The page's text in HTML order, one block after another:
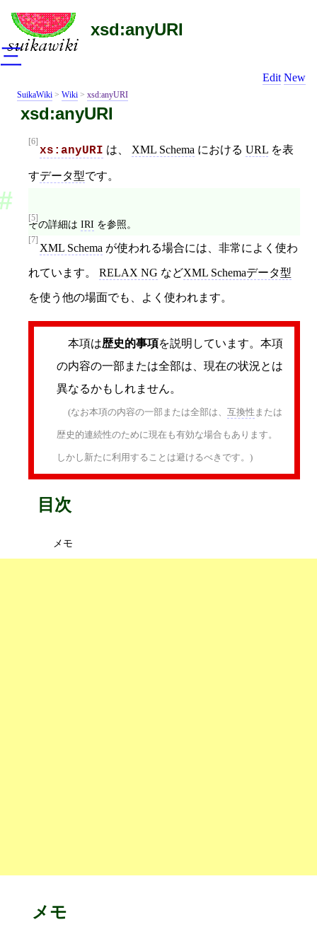
xsd:anyURI
Edit New
SuikaWiki > Wiki > xsd:anyURI
xsd:anyURI
[6]
xs:anyURI は、 XML Schema における URL を表
すデータ型です。
[5]
その詳細は IRI を参照。
[7]
XML Schema が使われる場合には、非常によく使わ
れています。 RELAX NG などXML Schemaデータ型
を使う他の場面でも、よく使われます。
本項は歴史的事項を説明しています。本項
の内容の一部または全部は、現在の状況とは
異なるかもしれません。
(なお本項の内容の一部または全部は、 互換性 または
歴史的連続性のために現在も有効な場合もあります。
しかし新たに利用することは避けるべきです。)
目次
メモ
メモ
三